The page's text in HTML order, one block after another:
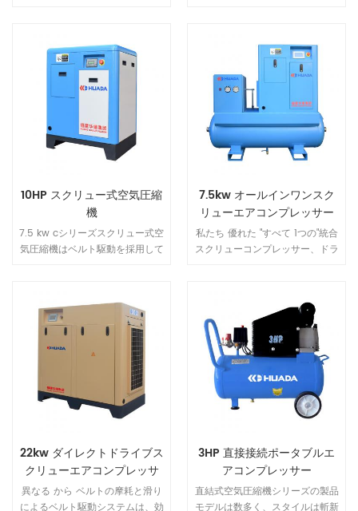
造を採用しているため、 機械の
寿命が大幅に延びます。
りを保護、絶縁クラスf
grade.Achieve 高温条件下で故
障することなく長期間連続 条件
10HP スクリュー式空気圧縮
機
7.5 kw cシリーズスクリュー式空
気圧縮機はベルト駆動を採用して
7.5kw オールインワンスク
リューエアコンプレッサー
私たち 優れた "すべて 1つの"統合
スクリューコンプレッサー、ドラ
ンプル」 を提供します。 解決
22kw ダイレクトドライブス
クリューエアコンプレッサ
ー
異なる から ベルトの摩耗と滑り
によるベルト駆動システムは、効
3HP 直接接続ポータブルエ
アコンプレッサー
直結式空気圧縮機シリーズの製品
モデルは数多く、スタイルは斬新